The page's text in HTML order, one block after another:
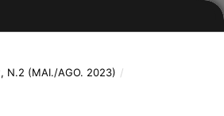
N.2 (MAI./AGO. 2023) /